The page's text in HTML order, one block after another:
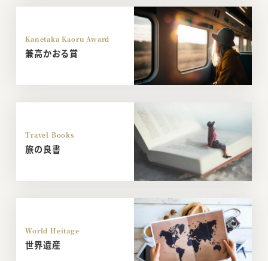
Kanetaka Kaoru Award
兼高かおる賞
Travel Books
旅の良書
World Heitage
世界遺産